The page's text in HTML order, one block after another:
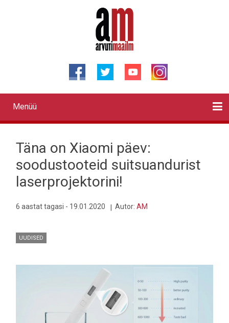
Primary
links
Menüü
Täna on Xiaomi päev:
soodustooteid suitsuandurist
laserprojektorini!
6 aastat tagasi - 19.01.2020 Autor: AM
UUDISED